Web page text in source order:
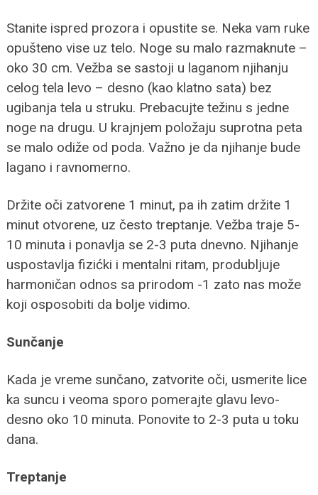
Stanite ispred prozora i opustite se. Neka vam ruke
opušteno vise uz telo. Noge su malo razmaknute –
oko 30 cm. Vežba se sastoji u laganom njihanju
celog tela levo – desno (kao klatno sata) bez
ugibanja tela u struku. Prebacujte težinu s jedne
noge na drugu. U krajnjem položaju suprotna peta
se malo odiže od poda. Važno je da njihanje bude
lagano i ravnomerno.
Držite oči zatvorene 1 minut, pa ih zatim držite 1
minut otvorene, uz često treptanje. Vežba traje 5-
10 minuta i ponavlja se 2-3 puta dnevno. Njihanje
uspostavlja fizićki i mentalni ritam, produbljuje
harmoničan odnos sa prirodom -1 zato nas može
koji osposobiti da bolje vidimo.
Sunčanje
Kada je vreme sunčano, zatvorite oči, usmerite lice
ka suncu i veoma sporo pomerajte glavu levo-
desno oko 10 minuta. Ponovite to 2-3 puta u toku
dana.
Treptanje